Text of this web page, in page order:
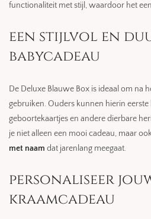
functionaliteit met stijl, waardoor het
een stijlvol en
babycadeau
De Deluxe Blauwe Box is ideaal om na
gebruiken. Ouders kunnen hierin eerste
geboortekaartjes en andere dierbare
je niet alleen een mooi cadeau, maar
met naam dat jarenlang meegaat.
personaliseer
kraamcadeau